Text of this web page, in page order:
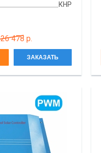
КНР
26 478 р.
ЗАКАЗАТЬ